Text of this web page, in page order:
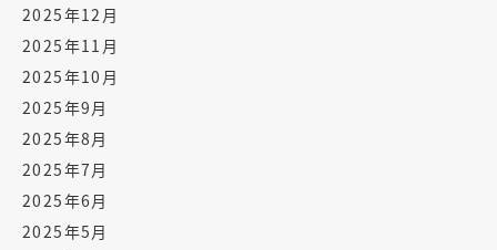
2025年12月
2025年11月
2025年10月
2025年9月
2025年8月
2025年7月
2025年6月
2025年5月